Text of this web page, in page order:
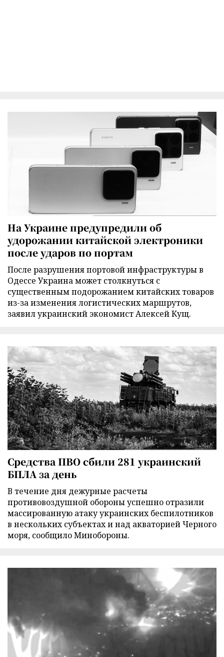
На Украине предупредили об
удорожании китайской электроники
после ударов по портам
После разрушения портовой инфраструктуры в
Одессе Украина может столкнуться с
существенным подорожанием китайских товаров
из-за изменения логистических маршрутов,
заявил украинский экономист Алексей Кущ.
Средства ПВО сбили 281 украинский
БПЛА за день
В течение дня дежурные расчеты
противовоздушной обороны успешно отразили
массированную атаку украинских беспилотников
в нескольких субъектах и над акваторией Черного
моря, сообщило Минобороны.